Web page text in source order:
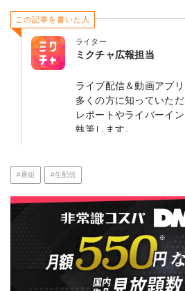
この記事を書いた人
ライター
ミクチャ広報担当
ライブ配信＆動画アプ
多くの方に知っていた
レポートやライバーイ
執筆します。
#番組 #生配信